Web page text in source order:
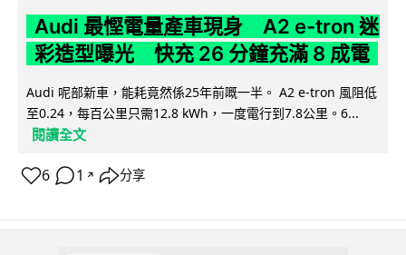
Audi 最慳電量產車現身 A2 e-tron 迷
彩造型曝光 快充 26 分鐘充滿 8 成電
Audi 呢部新車，能耗竟然係25年前嘅一半。 A2 e-tron 風阻低
至0.24，每百公里只需12.8 kWh，一度電行到7.8公里。6...
閱讀全文
6 1 ↗ 分享